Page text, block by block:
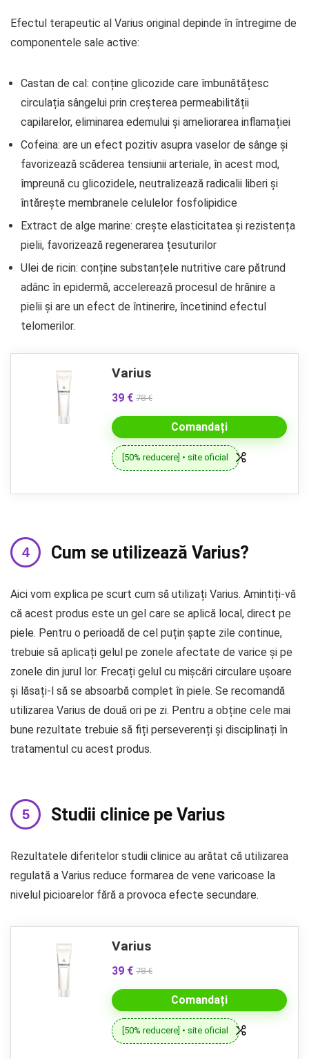
Efectul terapeutic al Varius original depinde în întregime de
componentele sale active:
Castan de cal: conține glicozide care îmbunătățesc
circulația sângelui prin creșterea permeabilității
capilarelor, eliminarea edemului și ameliorarea inflamației
Cofeina: are un efect pozitiv asupra vaselor de sânge și
favorizează scăderea tensiunii arteriale, în acest mod,
împreună cu glicozidele, neutralizează radicalii liberi și
întărește membranele celulelor fosfolipidice
Extract de alge marine: crește elasticitatea și rezistența
pielii, favorizează regenerarea țesuturilor
Ulei de ricin: conține substanțele nutritive care pătrund
adânc în epidermă, accelerează procesul de hrănire a
pielii și are un efect de întinerire, încetinind efectul
telomerilor.
Varius
39 € 78 €
Comandați
[50% reducere] • site oficial
Cum se utilizează Varius?
Aici vom explica pe scurt cum să utilizați Varius. Amintiți-vă
că acest produs este un gel care se aplică local, direct pe
piele. Pentru o perioadă de cel puțin șapte zile continue,
trebuie să aplicați gelul pe zonele afectate de varice și pe
zonele din jurul lor. Frecați gelul cu mișcări circulare ușoare
și lăsați-l să se absoarbă complet în piele. Se recomandă
utilizarea Varius de două ori pe zi. Pentru a obține cele mai
bune rezultate trebuie să fiți perseverenți și disciplinați în
tratamentul cu acest produs.
Studii clinice pe Varius
Rezultatele diferitelor studii clinice au arătat că utilizarea
regulată a Varius reduce formarea de vene varicoase la
nivelul picioarelor fără a provoca efecte secundare.
Varius
39 € 78 €
Comandați
[50% reducere] • site oficial